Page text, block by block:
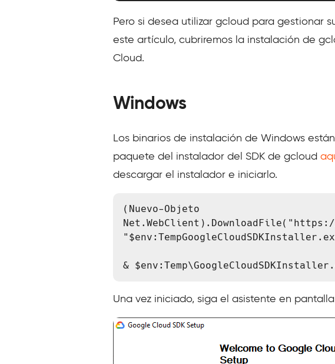
Pero si desea utilizar gcloud para gestionar
este artículo, cubriremos la instalación de
Cloud.
Windows
Los binarios de instalación de Windows
paquete del instalador del SDK de gcloud
descargar el instalador e iniciarlo.
(Nuevo-Objeto
&
Una vez iniciado, siga el asistente en